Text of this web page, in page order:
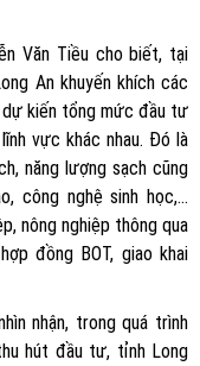
Văn Tiều cho biết, tại
An khuyến khích các
kiến tổng mức đầu tư
vực khác nhau. Đó là
năng lượng sạch cũng
công nghệ sinh học,...
nông nghiệp thông qua
đồng BOT, giao khai
nhận, trong quá trình
hút đầu tư, tỉnh Long